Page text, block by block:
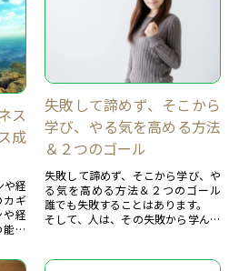
ス
成
や経
カギ
経
力
失敗して諦めず、そこから
学び、やる気を高める方法
＆２つのゴール
失敗して諦めず、そこから学び、や
る気を高める方法＆２つのゴール
誰でも失敗することはあります。
そして、人は、その失敗から学んで
ち...